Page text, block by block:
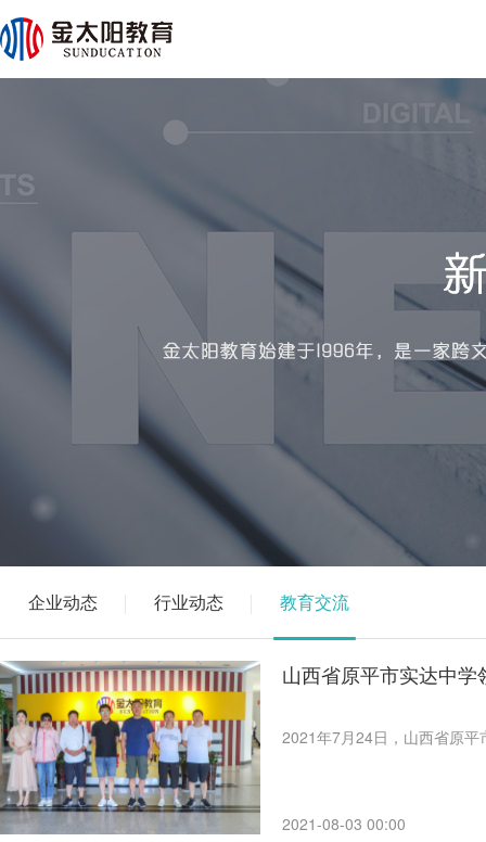
企业动态 行业动态 教育交流
山西省原平市实达中
2021年7月24日，山西省原
2021-08-03 00:00